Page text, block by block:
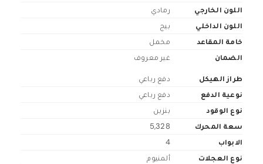
اللون الخارجي
رمادي
اللون الداخلي
بيج
خامة المقاعد
مخمل
الضمان
غير معروف
طراز الهيكل
دفع رباعي
نوعية الدفع
دفع رباعي
نوع الوقود
بنزين
سعة المحرك
5,328
الابواب
4
نوع العجلات
ألمنيوم